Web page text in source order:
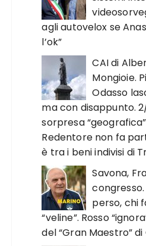
agli autovelox se
l’ok”
CAI di
Mongioie.
Odasso
ma con disappunto.
sorpresa
Redentore non fa
è tra i beni indivisi di
Savona,
perso, chi
“veline”. Rosso
del “Gran Maestro”